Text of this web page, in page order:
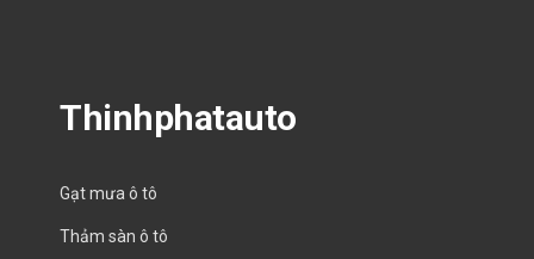
Thinhphatauto
Gạt mưa ô tô
Thảm sàn ô tô